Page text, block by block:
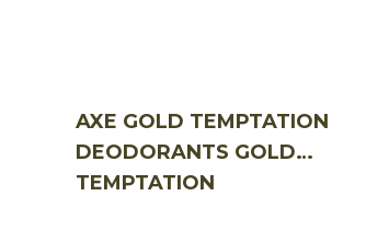
AXE GOLD TEMPTATION
DEODORANTS GOLD
TEMPTATION